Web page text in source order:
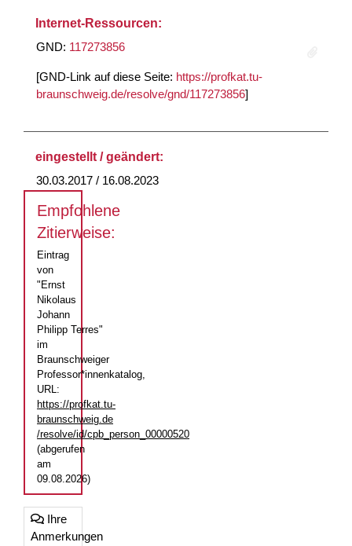
Internet-Ressourcen:
GND: 117273856
[GND-Link auf diese Seite: https://profkat.tu-
braunschweig.de/resolve/gnd/117273856]
eingestellt / geändert:
30.03.2017 / 16.08.2023
Empfohlene
Zitierweise:
Eintrag
von
"Ernst
Nikolaus
Johann
Philipp Terres"
im
Braunschweiger
Professor*innenkatalog,
URL:
https://profkat.tu-
braunschweig.de
/resolve/id/cpb_person_00000520
(abgerufen
am
09.08.2026)
Ihre
Anmerkungen